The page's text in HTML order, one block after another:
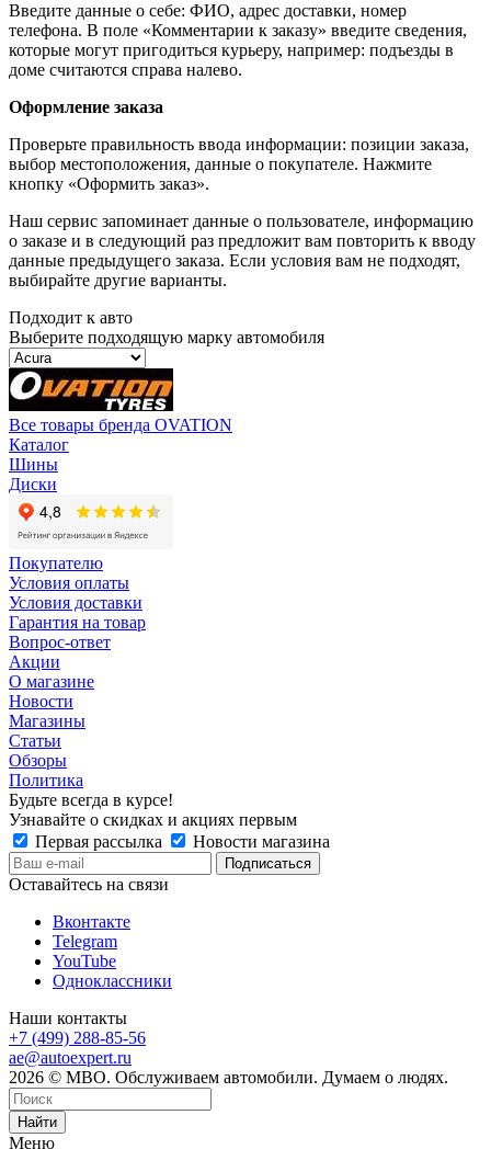
Введите данные о себе: ФИО, адрес доставки, номер
телефона. В поле «Комментарии к заказу» введите сведения,
которые могут пригодиться курьеру, например: подъезды в
доме считаются справа налево.
Оформление заказа
Проверьте правильность ввода информации: позиции заказа,
выбор местоположения, данные о покупателе. Нажмите
кнопку «Оформить заказ».
Наш сервис запоминает данные о пользователе, информацию
о заказе и в следующий раз предложит вам повторить к вводу
данные предыдущего заказа. Если условия вам не подходят,
выбирайте другие варианты.
Подходит к авто
Выберите подходящую марку автомобиля
Все товары бренда OVATION
Каталог
Шины
Диски
Покупателю
Условия оплаты
Условия доставки
Гарантия на товар
Вопрос-ответ
Акции
О магазине
Новости
Магазины
Статьи
Обзоры
Политика
Будьте всегда в курсе!
Узнавайте о скидках и акциях первым
Первая рассылка
Новости магазина
Оставайтесь на связи
Вконтакте
Telegram
YouTube
Одноклассники
Наши контакты
+7 (499) 288-85-56
ae@autoexpert.ru
2026 © МВО. Обслуживаем автомобили. Думаем о людях.
Найти
Меню